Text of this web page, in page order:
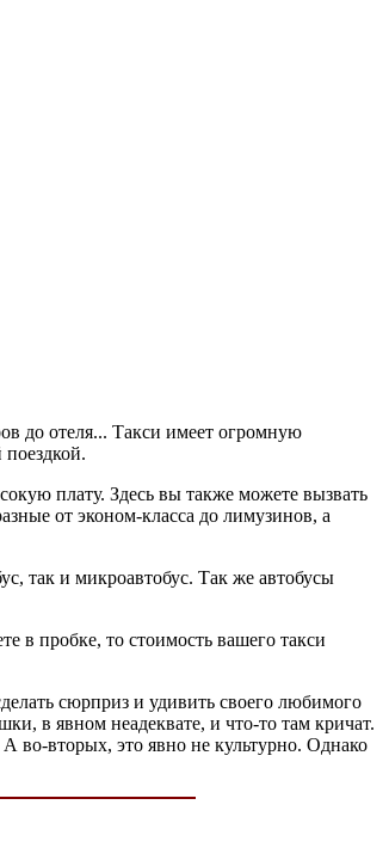
до отеля... Такси имеет огромную
плату. Здесь вы также можете вызвать
от эконом-класса до лимузинов, а
так и микроавтобус. Так же автобусы
в пробке, то стоимость вашего такси
сюрприз и удивить своего любимого
в явном неадеквате, и что-то там кричат.
во-вторых, это явно не культурно. Однако